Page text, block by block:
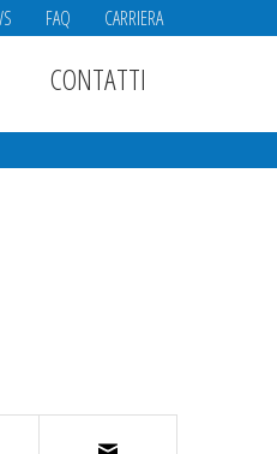
FAQ CARRIERA
CONTATTI